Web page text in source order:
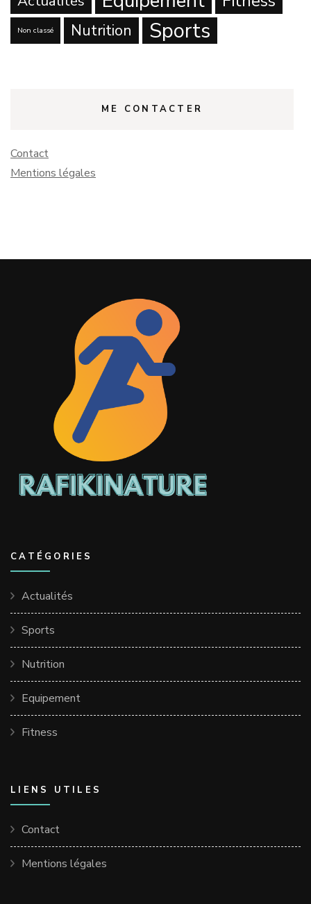
Non classé Nutrition Sports
ME CONTACTER
Contact
Mentions légales
CATÉGORIES
Actualités
Sports
Nutrition
Equipement
Fitness
LIENS UTILES
Contact
Mentions légales